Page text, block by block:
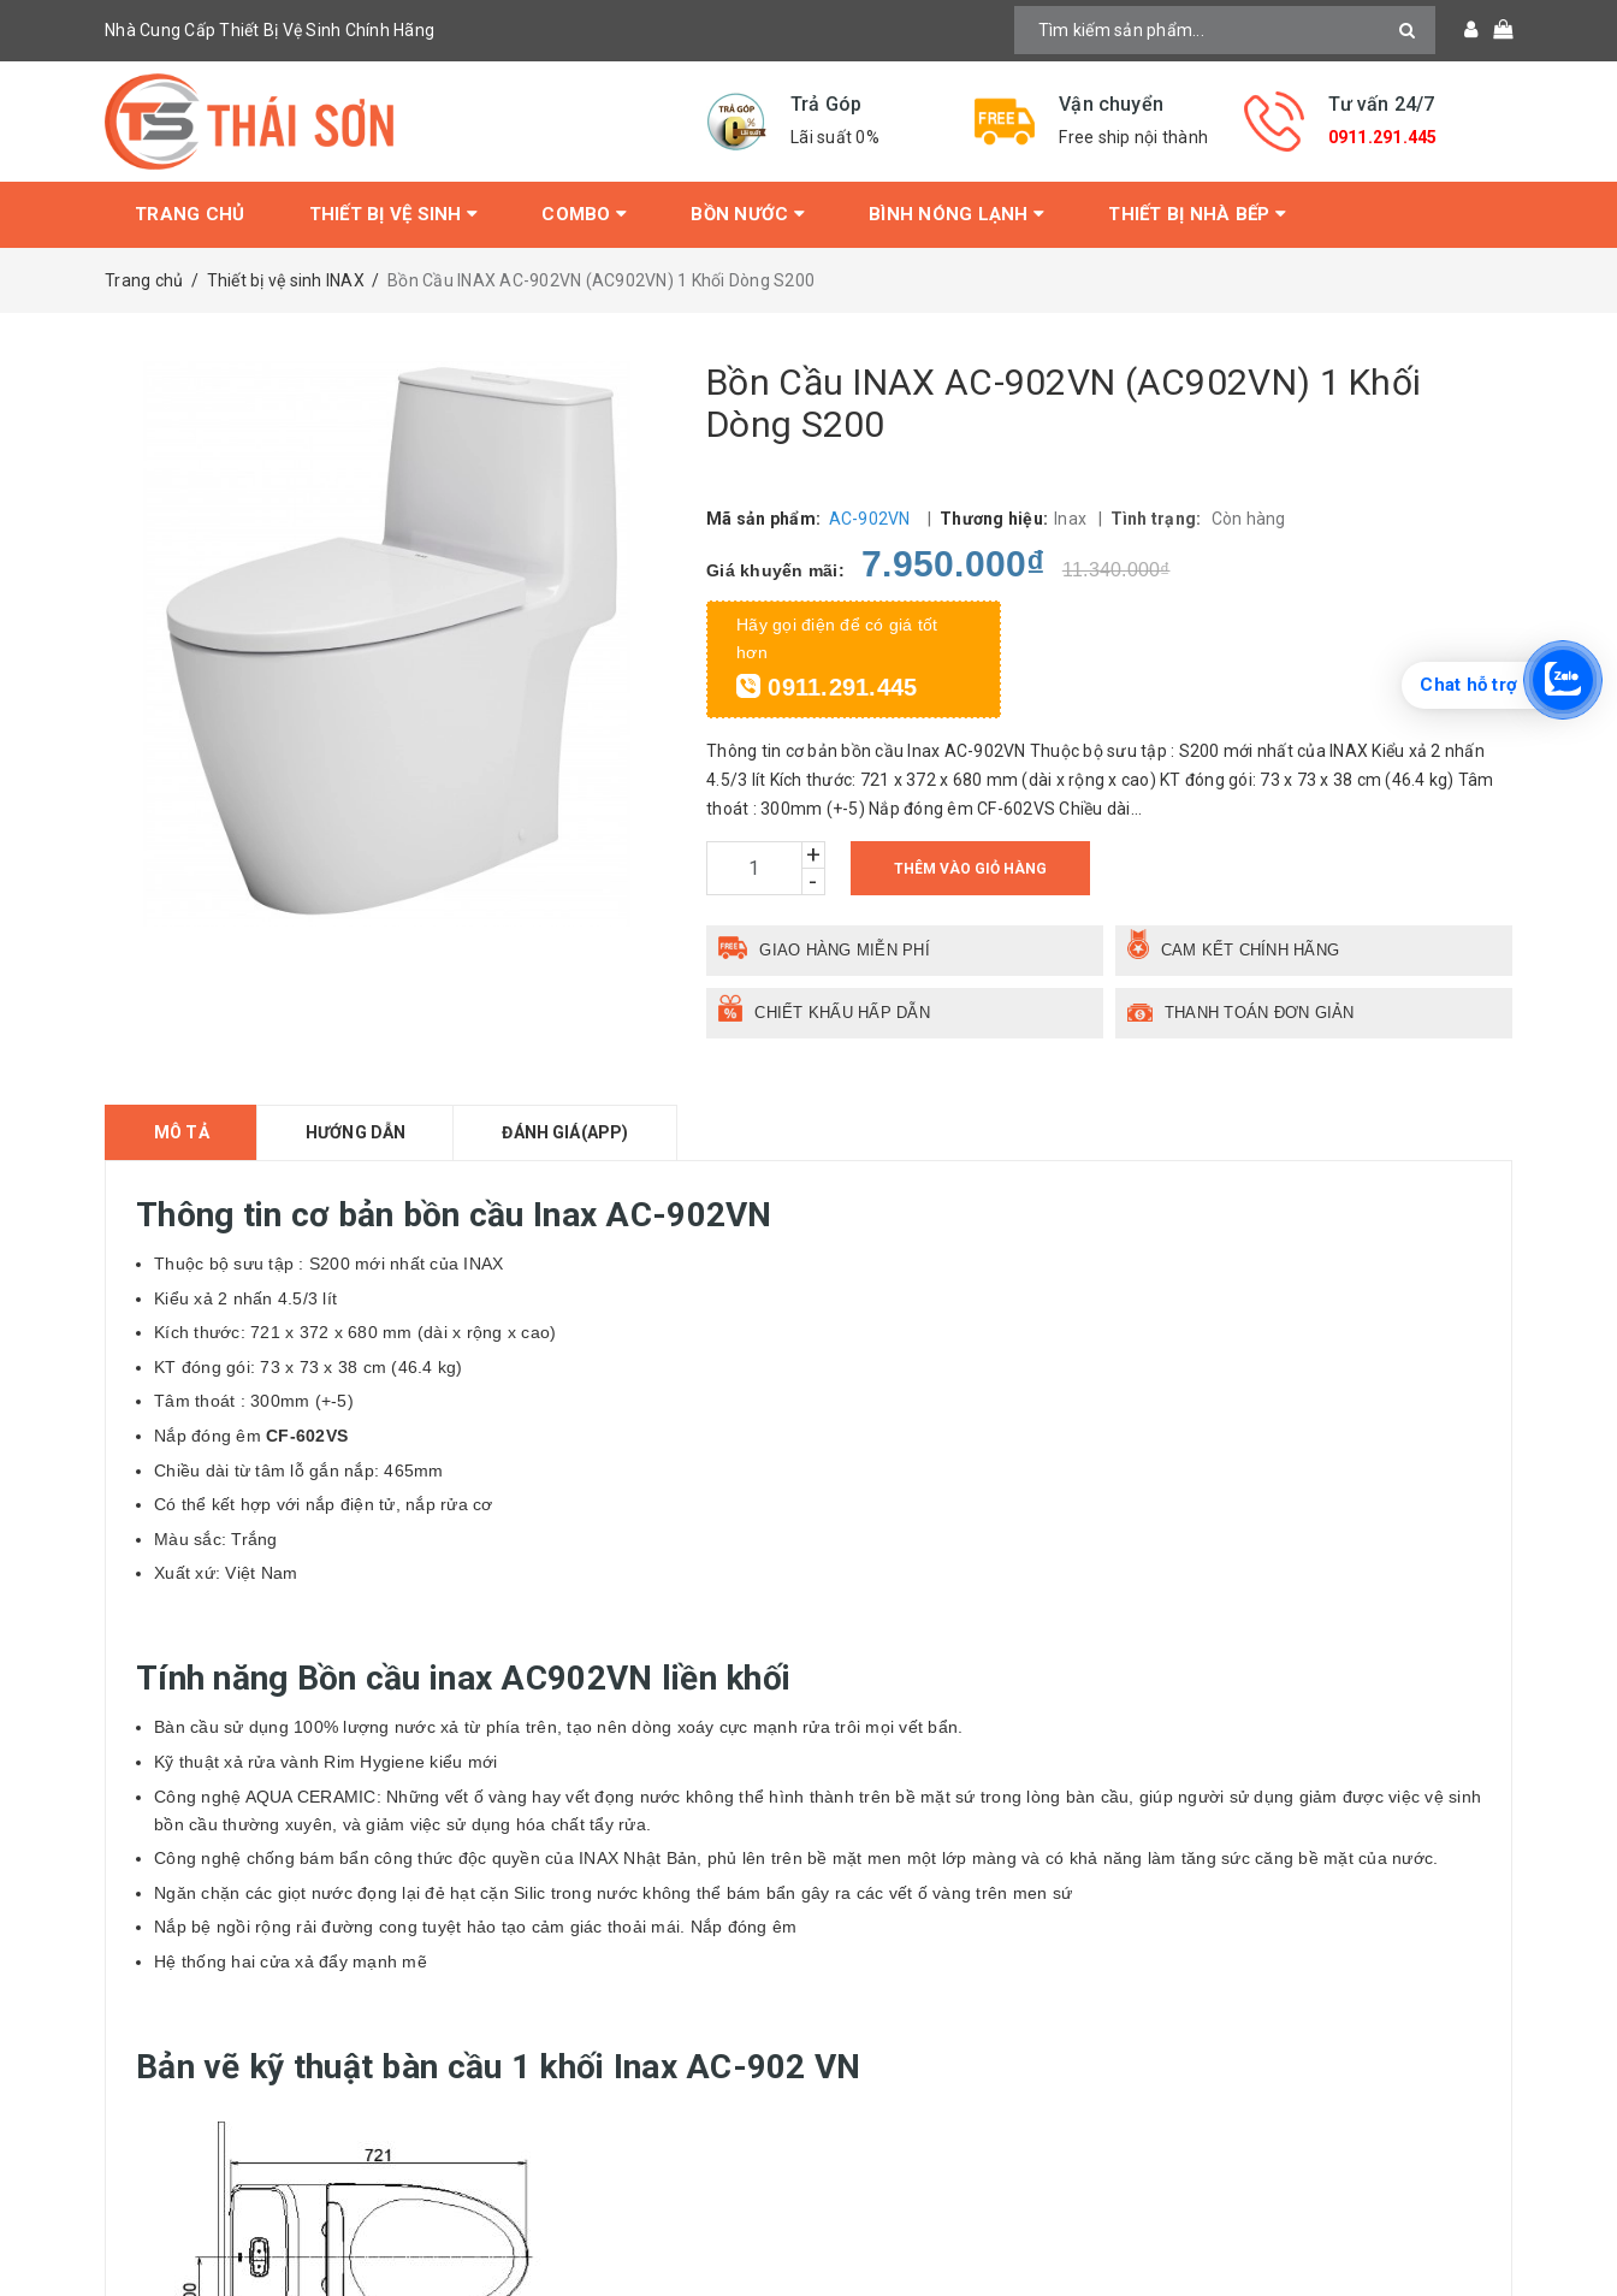
Nhà Cung Cấp Thiết Bị Vệ Sinh Chính Hãng
Trả Góp
Lãi suất 0%
Vận chuyển
Free ship nội thành
Tư vấn 24/7
0911.291.445
TRANG CHỦ THIẾT BỊ VỆ SINH COMBO BỒN NƯỚC BÌNH NÓNG LẠNH THIẾT BỊ NHÀ BẾP
Trang chủ / Thiết bị vệ sinh INAX / Bồn Cầu INAX AC-902VN (AC902VN) 1 Khối Dòng S200
Bồn Cầu INAX AC-902VN (AC902VN) 1 Khối
Dòng S200
Mã sản phẩm: AC-902VN Thương hiệu: Inax Tình trạng: Còn hàng
Giá khuyến mãi: 7.950.000₫ 11.340.000₫
Hãy gọi điện để có giá tốt
hơn
0911.291.445
Thông tin cơ bản bồn cầu Inax AC-902VN Thuộc bộ sưu tập : S200 mới nhất của INAX Kiểu xả 2 nhấn
4.5/3 lít Kích thước: 721 x 372 x 680 mm (dài x rộng x cao) KT đóng gói: 73 x 73 x 38 cm (46.4 kg) Tâm
thoát : 300mm (+-5) Nắp đóng êm CF-602VS Chiều dài...
+
-
THÊM VÀO GIỎ HÀNG
GIAO HÀNG MIỄN PHÍ CAM KẾT CHÍNH HÃNG
CHIẾT KHẤU HẤP DẪN THANH TOÁN ĐƠN GIẢN
MÔ TẢ HƯỚNG DẪN ĐÁNH GIÁ(APP)
Thông tin cơ bản bồn cầu Inax AC-902VN
Thuộc bộ sưu tập : S200 mới nhất của INAX
Kiểu xả 2 nhấn 4.5/3 lít
Kích thước: 721 x 372 x 680 mm (dài x rộng x cao)
KT đóng gói: 73 x 73 x 38 cm (46.4 kg)
Tâm thoát : 300mm (+-5)
Nắp đóng êm CF-602VS
Chiều dài từ tâm lỗ gắn nắp: 465mm
Có thể kết hợp với nắp điện tử, nắp rửa cơ
Màu sắc: Trắng
Xuất xứ: Việt Nam
Tính năng Bồn cầu inax AC902VN liền khối
Bàn cầu sử dụng 100% lượng nước xả từ phía trên, tạo nên dòng xoáy cực mạnh rửa trôi mọi vết bẩn.
Kỹ thuật xả rửa vành Rim Hygiene kiểu mới
Công nghệ AQUA CERAMIC: Những vết ố vàng hay vết đọng nước không thể hình thành trên bề mặt sứ trong lòng bàn cầu, giúp người sử dụng giảm được việc vệ sinh
bồn cầu thường xuyên, và giảm việc sử dụng hóa chất tẩy rửa.
Công nghệ chống bám bẩn công thức độc quyền của INAX Nhật Bản, phủ lên trên bề mặt men một lớp màng và có khả năng làm tăng sức căng bề mặt của nước.
Ngăn chặn các giọt nước đọng lại đẻ hạt cặn Silic trong nước không thể bám bẩn gây ra các vết ố vàng trên men sứ
Nắp bệ ngồi rộng rải đường cong tuyệt hảo tạo cảm giác thoải mái. Nắp đóng êm
Hệ thống hai cửa xả đẩy mạnh mẽ
Bản vẽ kỹ thuật bàn cầu 1 khối Inax AC-902 VN
Chat hỗ trợ